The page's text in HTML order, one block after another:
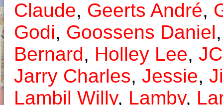
Claude, Geerts André,
Godi, Goossens Daniel
Bernard, Holley Lee,
Jarry Charles, Jessie,
Lambil Willy, Lamby,